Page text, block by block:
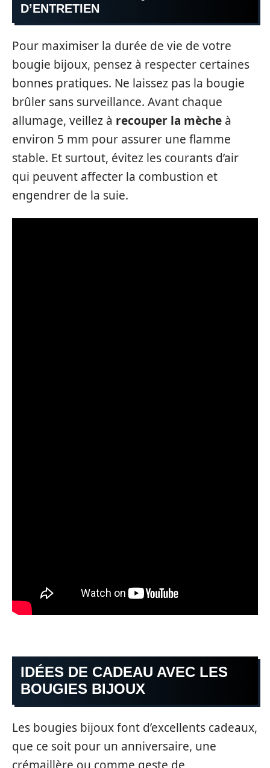
D’ENTRETIEN
Pour maximiser la durée de vie de votre
bougie bijoux, pensez à respecter certaines
bonnes pratiques. Ne laissez pas la bougie
brûler sans surveillance. Avant chaque
allumage, veillez à recouper la mèche à
environ 5 mm pour assurer une flamme
stable. Et surtout, évitez les courants d’air
qui peuvent affecter la combustion et
engendrer de la suie.
IDÉES DE CADEAU AVEC LES
BOUGIES BIJOUX
Les bougies bijoux font d’excellents cadeaux,
que ce soit pour un anniversaire, une
crémaillère ou comme geste de